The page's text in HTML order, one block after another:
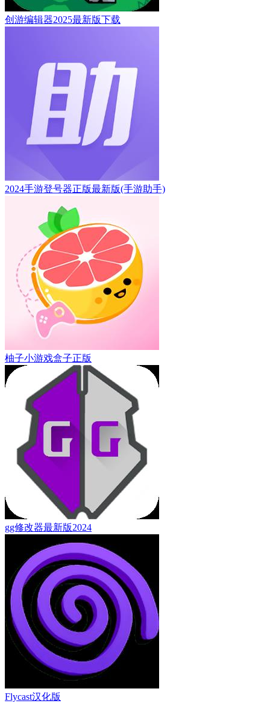
创游编辑器2025最新版下载
2024手游登号器正版最新版(手游助手)
柚子小游戏盒子正版
gg修改器最新版2024
Flycast汉化版